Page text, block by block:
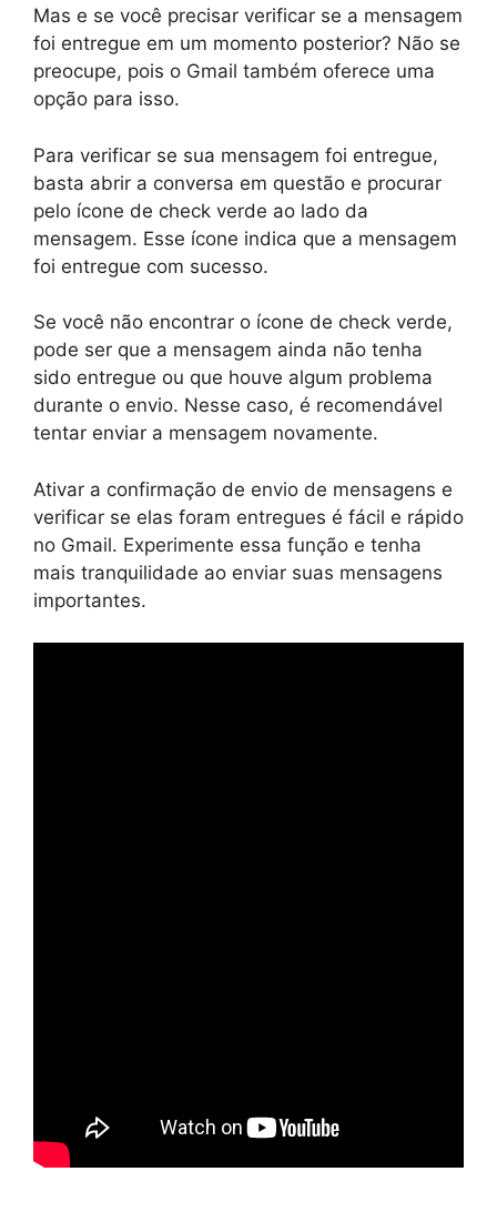
Mas e se você precisar verificar se a mensagem
foi entregue em um momento posterior? Não se
preocupe, pois o Gmail também oferece uma
opção para isso.
Para verificar se sua mensagem foi entregue,
basta abrir a conversa em questão e procurar
pelo ícone de check verde ao lado da
mensagem. Esse ícone indica que a mensagem
foi entregue com sucesso.
Se você não encontrar o ícone de check verde,
pode ser que a mensagem ainda não tenha
sido entregue ou que houve algum problema
durante o envio. Nesse caso, é recomendável
tentar enviar a mensagem novamente.
Ativar a confirmação de envio de mensagens e
verificar se elas foram entregues é fácil e rápido
no Gmail. Experimente essa função e tenha
mais tranquilidade ao enviar suas mensagens
importantes.